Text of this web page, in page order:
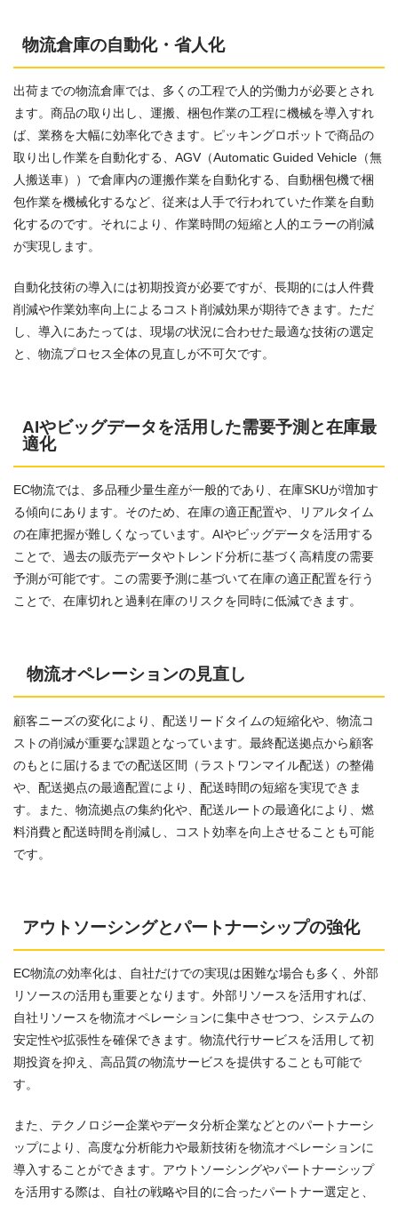
物流倉庫の自動化・省人化
出荷までの物流倉庫では、多くの工程で人的労働力が必要とされ
ます。商品の取り出し、運搬、梱包作業の工程に機械を導入すれ
ば、業務を大幅に効率化できます。ピッキングロボットで商品の
取り出し作業を自動化する、AGV（Automatic Guided Vehicle（無
人搬送車））で倉庫内の運搬作業を自動化する、自動梱包機で梱
包作業を機械化するなど、従来は人手で行われていた作業を自動
化するのです。それにより、作業時間の短縮と人的エラーの削減
が実現します。
自動化技術の導入には初期投資が必要ですが、長期的には人件費
削減や作業効率向上によるコスト削減効果が期待できます。ただ
し、導入にあたっては、現場の状況に合わせた最適な技術の選定
と、物流プロセス全体の見直しが不可欠です。
AIやビッグデータを活用した需要予測と在庫最
適化
EC物流では、多品種少量生産が一般的であり、在庫SKUが増加す
る傾向にあります。そのため、在庫の適正配置や、リアルタイム
の在庫把握が難しくなっています。AIやビッグデータを活用する
ことで、過去の販売データやトレンド分析に基づく高精度の需要
予測が可能です。この需要予測に基づいて在庫の適正配置を行う
ことで、在庫切れと過剰在庫のリスクを同時に低減できます。
物流オペレーションの見直し
顧客ニーズの変化により、配送リードタイムの短縮化や、物流コ
ストの削減が重要な課題となっています。最終配送拠点から顧客
のもとに届けるまでの配送区間（ラストワンマイル配送）の整備
や、配送拠点の最適配置により、配送時間の短縮を実現できま
す。また、物流拠点の集約化や、配送ルートの最適化により、燃
料消費と配送時間を削減し、コスト効率を向上させることも可能
です。
アウトソーシングとパートナーシップの強化
EC物流の効率化は、自社だけでの実現は困難な場合も多く、外部
リソースの活用も重要となります。外部リソースを活用すれば、
自社リソースを物流オペレーションに集中させつつ、システムの
安定性や拡張性を確保できます。物流代行サービスを活用して初
期投資を抑え、高品質の物流サービスを提供することも可能で
す。
また、テクノロジー企業やデータ分析企業などとのパートナーシ
ップにより、高度な分析能力や最新技術を物流オペレーションに
導入することができます。アウトソーシングやパートナーシップ
を活用する際は、自社の戦略や目的に合ったパートナー選定と、